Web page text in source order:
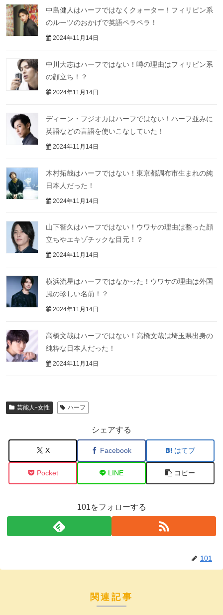
中島健人はハーフではなくクォーター！フィリピン系
のルーツのおかげで英語ペラペラ！
2024年11月14日
中川大志はハーフではない！噂の理由はフィリピン系
の顔立ち！？
2024年11月14日
ディーン・フジオカはハーフではない！ハーフ並みに
英語などの言語を使いこなしていた！
2024年11月14日
木村拓哉はハーフではない！東京都調布市生まれの純
日本人だった！
2024年11月14日
山下智久はハーフではない！ウワサの理由は整った顔
立ちやエキゾチックな目元！？
2024年11月14日
横浜流星はハーフではなかった！ウワサの理由は外国
風の珍しい名前！？
2024年11月14日
高橋文哉はハーフではない！高橋文哉は埼玉県出身の
純粋な日本人だった！
2024年11月14日
芸能人ｰ女性 ハーフ
シェアする
X Facebook はてブ
Pocket LINE コピー
101をフォローする
101
関連記事